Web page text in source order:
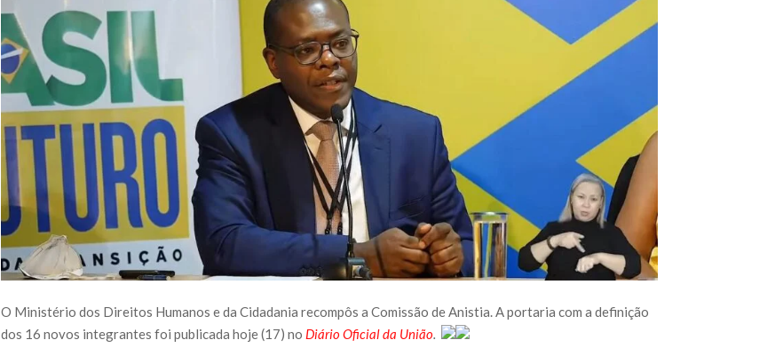
O Ministério dos Direitos Humanos e da Cidadania recompôs a Comissão de Anistia. A portaria com a definição
dos 16 novos integrantes foi publicada hoje (17) no Diário Oficial da União.